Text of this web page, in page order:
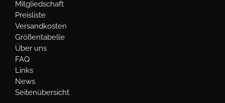
Mitgliedschaft
Preisliste
Versandkosten
Größentabelle
Über uns
FAQ
Links
News
Seitenübersicht